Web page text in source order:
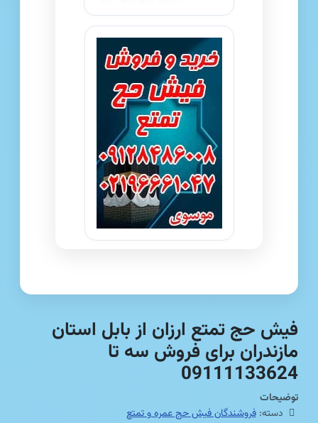
فیش حج تمتع ارزان از بابل استان
مازندران برای فروش سه تا
09111133624
توضیحات
دسته:فروشندگان فیش حج عمره و تمتع